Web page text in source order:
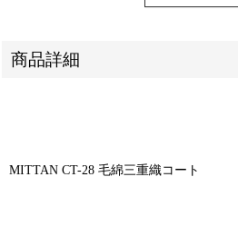
商品詳細
MITTAN CT-28 毛綿三重織コート